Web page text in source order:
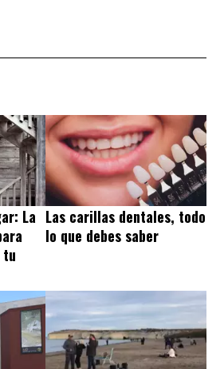
La Las carillas dentales, todo
lo que debes saber